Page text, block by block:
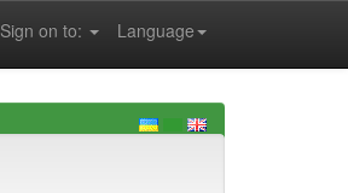
Language
Sign on to: